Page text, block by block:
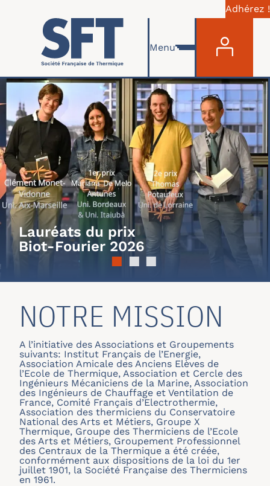
Aller au contenu principal
Adhérez !
Menu
Lauréats du prix
Biot-Fourier 2026
NOTRE MISSION
A l’initiative des Associations et Groupements
suivants: Institut Français de l’Energie,
Association Amicale des Anciens Elèves de
l’Ecole de Thermique, Association et Cercle des
Ingénieurs Mécaniciens de la Marine, Association
des Ingénieurs de Chauffage et Ventilation de
France, Comité Français d’Electrothermie,
Association des thermiciens du Conservatoire
National des Arts et Métiers, Groupe X
Thermique, Groupe des Thermiciens de l’Ecole
des Arts et Métiers, Groupement Professionnel
des Centraux de la Thermique a été créée,
conformément aux dispositions de la loi du 1er
juillet 1901, la Société Française des Thermiciens
en 1961.